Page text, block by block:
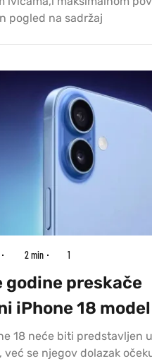
pogled na sadržaj
2 min 1
godine preskače
iPhone 18 model
18 neće biti predstavljen u
se njegov dolazak